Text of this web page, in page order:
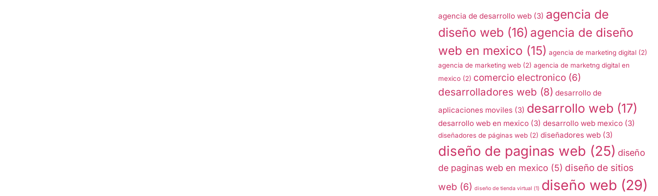
agencia de desarrollo web(3) agencia de
diseño web (16) agencia de diseño
web en mexico (15) agencia de marketing digital(2)
agencia de marketing web(2) agencia de marketng digital en
mexico(2) comercio electronico(6)
desarrolladores web (8) desarrollo de
aplicaciones moviles(3) desarrollo web(17)
desarrollo web en mexico(3) desarrollo web mexico(3)
diseñadores de páginas web(2) diseñadores web(3)
diseño de paginas web (25) diseño
de paginas web en mexico (5) diseño de sitios
web (6) diseño de tienda virtual (1) diseño web (29)